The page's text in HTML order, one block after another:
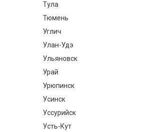
Тула
Тюмень
Углич
Улан-Удэ
Ульяновск
Урай
Урюпинск
Усинск
Уссурийск
Усть-Кут